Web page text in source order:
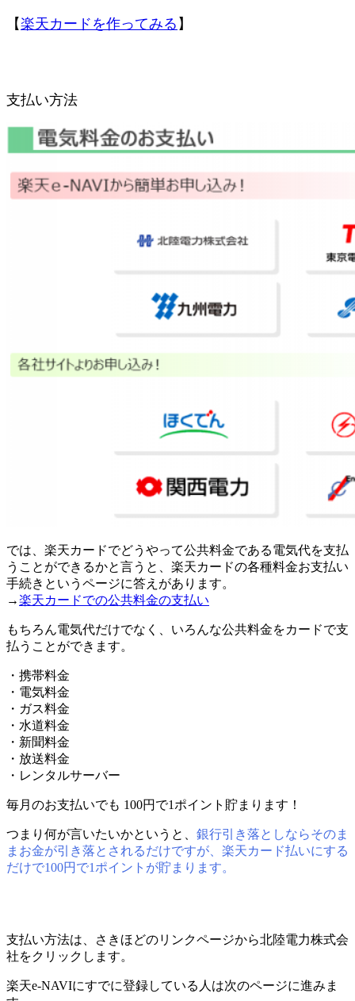
【楽天カードを作ってみる 】
支払い方法
では、楽天カードでどうやって公共料金である電気代を支払
うことができるかと言うと、楽天カードの各種料金お支払い
手続きというページに答えがあります。
→楽天カードでの公共料金の支払い
もちろん電気代だけでなく、いろんな公共料金をカードで支
払うことができます。
・携帯料金
・電気料金
・ガス料金
・水道料金
・新聞料金
・放送料金
・レンタルサーバー
毎月のお支払いでも 100円で1ポイント貯まります！
つまり何が言いたいかというと、 銀行引き落としならそのま
まお金が引き落とされるだけですが、楽天カード払いにする
だけで100円で1ポイントが貯まります。
支払い方法は、さきほどのリンクページから北陸電力株式会
社をクリックします。
楽天e-NAVIにすでに登録している人は次のページに進みま